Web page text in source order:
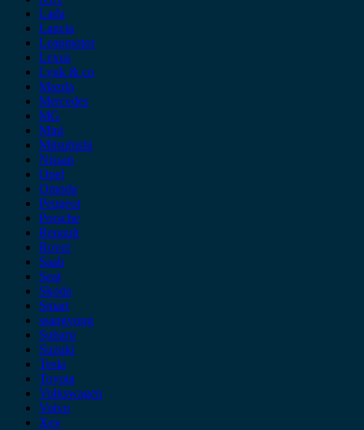
Lada
Lancia
Leapmotor
Lexus
Lynk & co
Mazda
Mercedes
MG
Mini
Mitsubishi
Nissan
Opel
Omoda
Peugeot
Porsche
Renault
Rover
Saab
Seat
Skoda
Smart
ssangyong
Subaru
Suzuki
Tesla
Toyota
Volkswagen
Volvo
Xev